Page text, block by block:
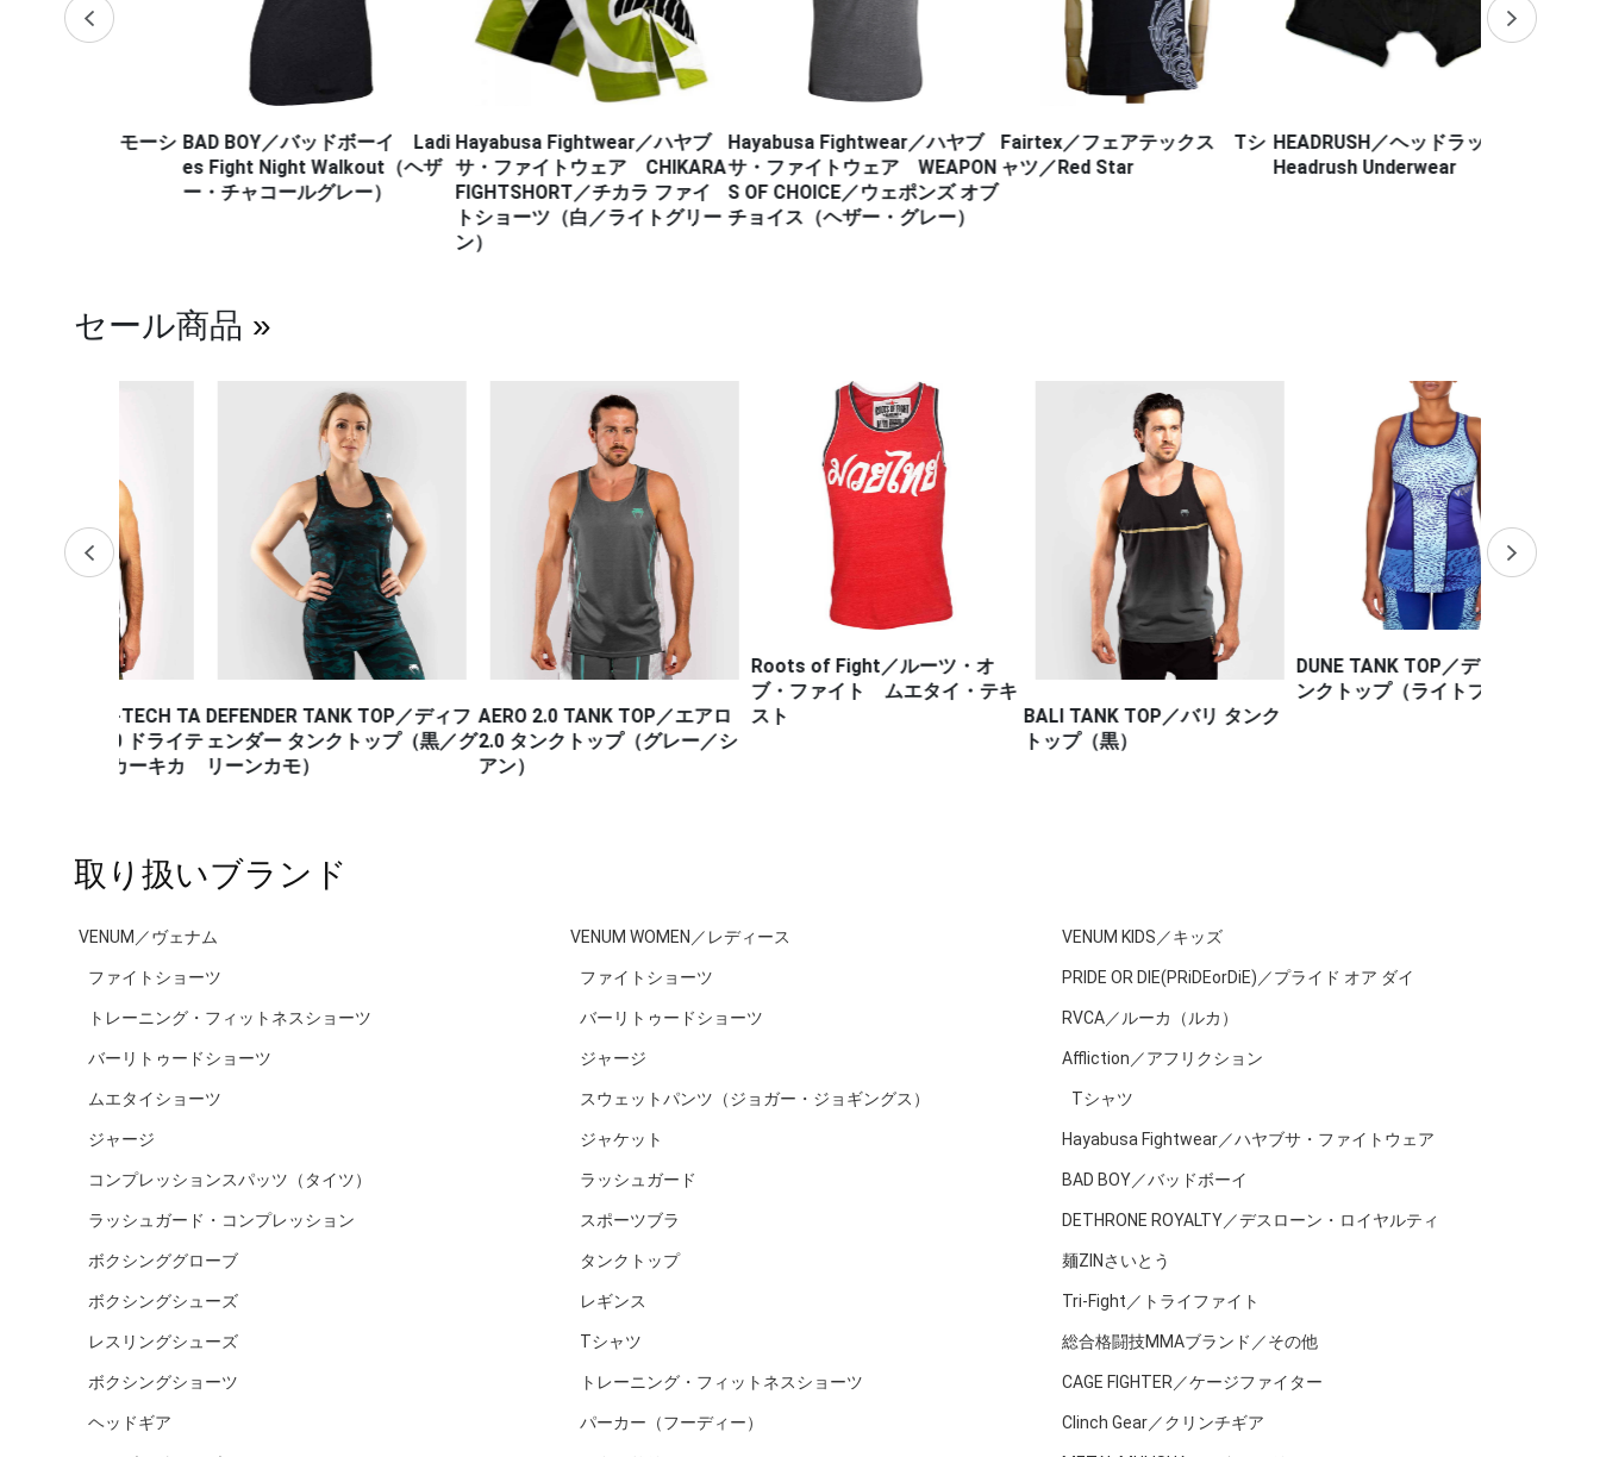
BAD BOY／バッドボーイ Ladi
es Fight Night Walkout（ヘザ
ー・チャコールグレー）
Hayabusa Fightwear／ハヤブ
サ・ファイトウェア CHIKARA
FIGHTSHORT／チカラ ファイ
トショーツ（白／ライトグリー
Hayabusa Fightwear／ハヤブ
サ・ファイトウェア WEAPON
S OF CHOICE／ウェポンズ オブ
チョイス（ヘザー・グレー）
Fairtex／フェアテックス Tシ
ャツ／Red Star
HEADRUSH／ヘッドラッシュ
Headrush Underwear
セール商品 »
DEFENDER TANK TOP／ディフ
ェンダー タンクトップ（黒／グ
リーンカモ）
AERO 2.0 TANK TOP／エアロ
2.0 タンクトップ（グレー／シ
Roots of Fight／ルーツ・オ
ブ・ファイト ムエタイ・テキ
スト
BALI TANK TOP／バリ タンク
トップ（黒）
DUNE TANK TOP／デューン タ
ンクトップ（ライトブルー）
取り扱いブランド
VENUM／ヴェナム
ファイトショーツ
トレーニング・フィットネスショーツ
バーリトゥードショーツ
ムエタイショーツ
ジャージ
コンプレッションスパッツ（タイツ）
ラッシュガード・コンプレッション
ボクシンググローブ
ボクシングシューズ
レスリングシューズ
ボクシングショーツ
ヘッドギア
VENUM WOMEN／レディース
ファイトショーツ
バーリトゥードショーツ
ジャージ
スウェットパンツ（ジョガー・ジョギングス）
ジャケット
ラッシュガード
スポーツブラ
タンクトップ
レギンス
Tシャツ
トレーニング・フィットネスショーツ
パーカー（フーディー）
VENUM KIDS／キッズ
PRIDE OR DIE(PRiDEorDiE)／プライド オア ダイ
RVCA／ルーカ（ルカ）
Affliction／アフリクション
Tシャツ
Hayabusa Fightwear／ハヤブサ・ファイトウェア
BAD BOY／バッドボーイ
DETHRONE ROYALTY／デスローン・ロイヤルティ
麺ZINさいとう
Tri-Fight／トライファイト
総合格闘技MMAブランド／その他
CAGE FIGHTER／ケージファイター
Clinch Gear／クリンチギア